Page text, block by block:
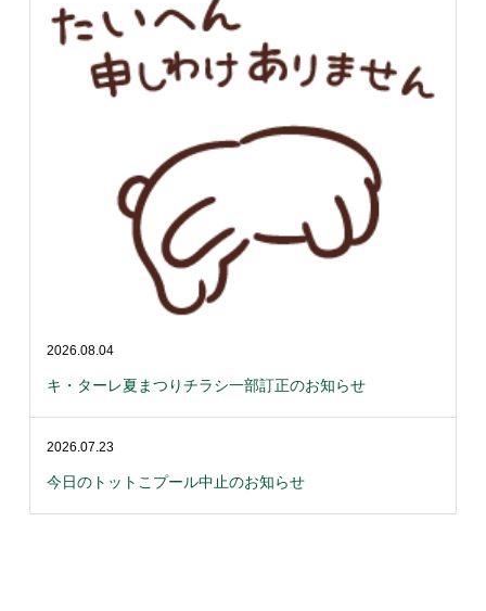
2026.08.04
キ・ターレ夏まつりチラシ一部訂正のお知らせ
2026.07.23
今日のトットこプール中止のお知らせ